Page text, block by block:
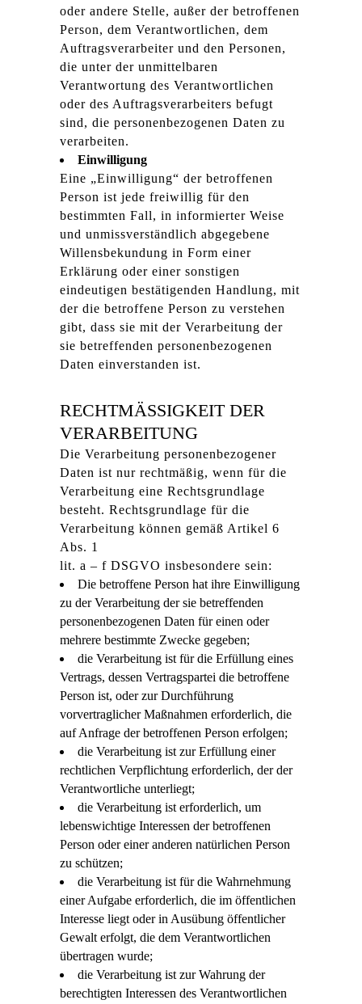
oder andere Stelle, außer der betroffenen
Person, dem Verantwortlichen, dem
Auftragsverarbeiter und den Personen,
die unter der unmittelbaren
Verantwortung des Verantwortlichen
oder des Auftragsverarbeiters befugt
sind, die personenbezogenen Daten zu
verarbeiten.
Einwilligung
Eine „Einwilligung“ der betroffenen
Person ist jede freiwillig für den
bestimmten Fall, in informierter Weise
und unmissverständlich abgegebene
Willensbekundung in Form einer
Erklärung oder einer sonstigen
eindeutigen bestätigenden Handlung, mit
der die betroffene Person zu verstehen
gibt, dass sie mit der Verarbeitung der
sie betreffenden personenbezogenen
Daten einverstanden ist.
RECHTMÄSSIGKEIT DER V
ERARBEITUNG
Die Verarbeitung personenbezogener
Daten ist nur rechtmäßig, wenn für die
Verarbeitung eine Rechtsgrundlage
besteht. Rechtsgrundlage für die
Verarbeitung können gemäß Artikel 6
Abs. 1
lit. a – f DSGVO insbesondere sein:
Die betroffene Person hat ihre Einwilligung
zu der Verarbeitung der sie betreffenden
personenbezogenen Daten für einen oder
mehrere bestimmte Zwecke gegeben;
die Verarbeitung ist für die Erfüllung eines
Vertrags, dessen Vertragspartei die betroffene
Person ist, oder zur Durchführung
vorvertraglicher Maßnahmen erforderlich, die
auf Anfrage der betroffenen Person erfolgen;
die Verarbeitung ist zur Erfüllung einer
rechtlichen Verpflichtung erforderlich, der der
Verantwortliche unterliegt;
die Verarbeitung ist erforderlich, um
lebenswichtige Interessen der betroffenen
Person oder einer anderen natürlichen Person
zu schützen;
die Verarbeitung ist für die Wahrnehmung
einer Aufgabe erforderlich, die im öffentlichen
Interesse liegt oder in Ausübung öffentlicher
Gewalt erfolgt, die dem Verantwortlichen
übertragen wurde;
die Verarbeitung ist zur Wahrung der
berechtigten Interessen des Verantwortlichen